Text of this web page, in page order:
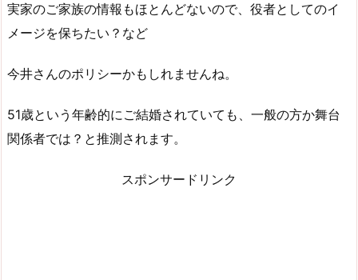
実家のご家族の情報もほとんどないので、役者としてのイ
メージを保ちたい？など
今井さんのポリシーかもしれませんね。
51歳という年齢的にご結婚されていても、一般の方か舞台
関係者では？と推測されます。
スポンサードリンク